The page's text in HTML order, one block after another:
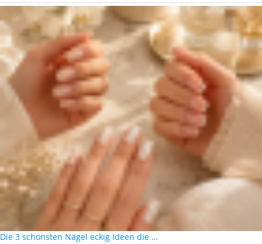
Die 3 schönsten Nägel eckig Ideen die …